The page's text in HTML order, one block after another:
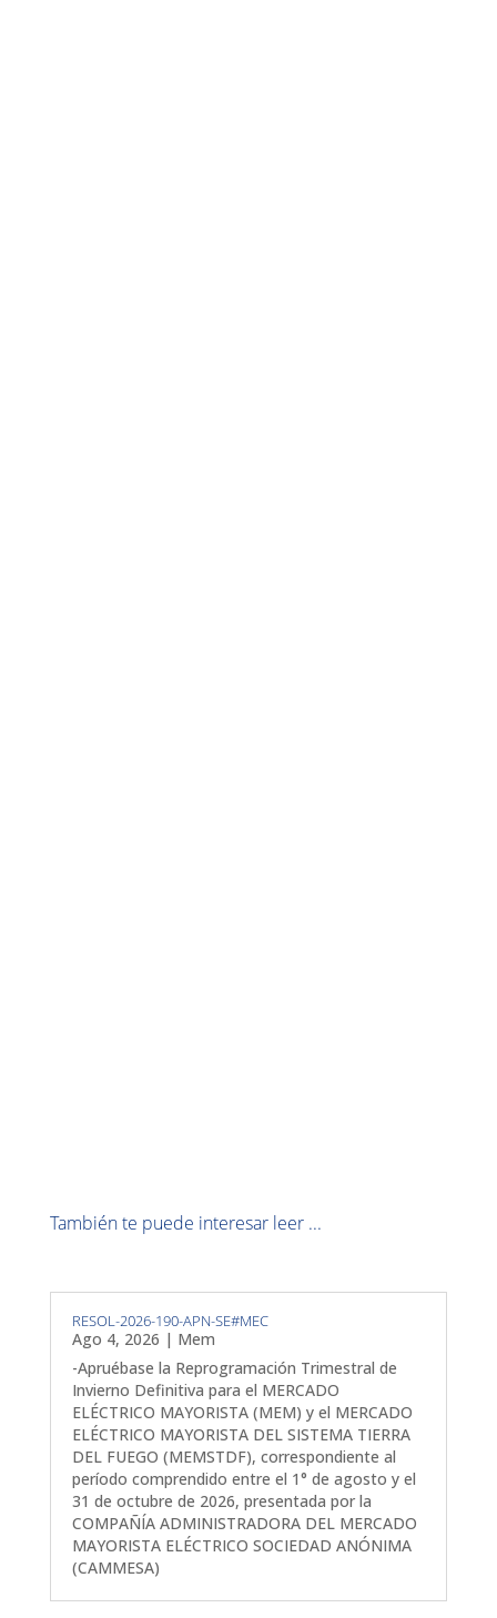
También te puede interesar leer ...
RESOL-2026-190-APN-SE#MEC
Ago 4, 2026 | Mem
-Apruébase la Reprogramación Trimestral de
Invierno Definitiva para el MERCADO
ELÉCTRICO MAYORISTA (MEM) y el MERCADO
ELÉCTRICO MAYORISTA DEL SISTEMA TIERRA
DEL FUEGO (MEMSTDF), correspondiente al
período comprendido entre el 1° de agosto y el
31 de octubre de 2026, presentada por la
COMPAÑÍA ADMINISTRADORA DEL MERCADO
MAYORISTA ELÉCTRICO SOCIEDAD ANÓNIMA
(CAMMESA)